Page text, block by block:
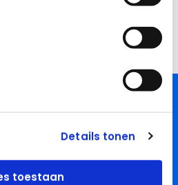
Details tonen
toestaan
we koppelen. Onze REST API en
ander systeem?
samen wat mogelijk is en of het